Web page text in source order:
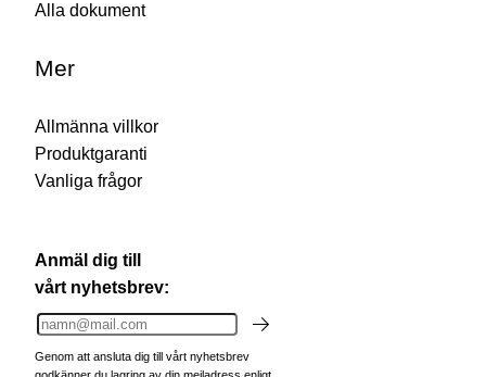
Alla dokument
Mer
Allmänna villkor
Produktgaranti
Vanliga frågor
Anmäl dig till
vårt nyhetsbrev:
Genom att ansluta dig till vårt nyhetsbrev